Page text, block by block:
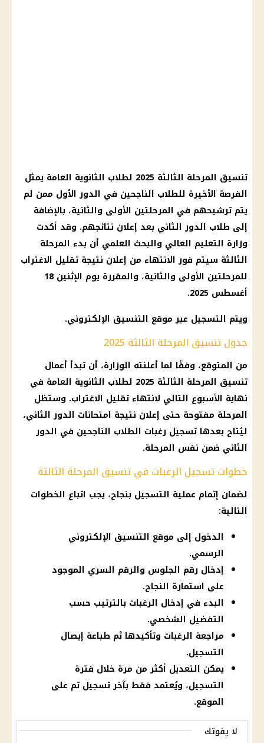
تنسيق المرحلة الثالثة 2025 لطلاب الثانوية العامة يمثل
الفرصة الأخيرة للطلاب الناجحين في الدور الأول ممن لم
يتم ترشيحهم في المرحلتين الأولى والثانية، بالإضافة
إلى طلاب الدور الثاني بعد إعلان نتائجهم. وقد أكدت
وزارة التعليم العالي والبحث العلمي أن بدء المرحلة
الثالثة سيتم فور الانتهاء من إعلان نتيجة تقليل الاغتراب
للمرحلتين الأولى والثانية، والمقررة يوم الإثنين 18
أغسطس 2025.
ويتم التسجيل عبر موقع التنسيق الإلكتروني.
جدول تنسيق المرحلة الثالثة 2025
من المتوقع، وفقًا لما أعلنته الوزارة، أن تبدأ أعمال
تنسيق المرحلة الثالثة 2025 لطلاب الثانوية العامة في
نهاية الأسبوع التالي لانتهاء تقليل الاغتراب. وستظل
المرحلة مفتوحة حتى إعلان نتيجة امتحانات الدور الثاني،
ليُتاح بعدها تسجيل رغبات الطلاب الناجحين في الدور
الثاني ضمن نفس المرحلة.
خطوات تسجيل الرغبات في تنسيق المرحلة الثالثة
لضمان إتمام عملية التسجيل بنجاح، يجب اتباع الخطوات
التالية:
الدخول إلى موقع التنسيق الإلكتروني
الرسمي.
إدخال رقم الجلوس والرقم السري الموجود
على استمارة النجاح.
البدء في إدخال الرغبات بالترتيب حسب
التفضيل الشخصي.
مراجعة الرغبات وتأكيدها ثم طباعة إيصال
التسجيل.
يمكن التعديل أكثر من مرة خلال فترة
التسجيل، ويُعتمد فقط بآخر تسجيل تم على
الموقع.
لا يفوتك